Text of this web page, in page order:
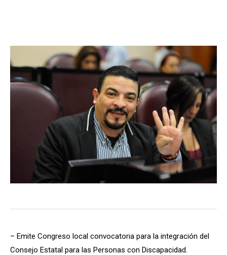
– Emite Congreso local convocatoria para la integración del
Consejo Estatal para las Personas con Discapacidad.